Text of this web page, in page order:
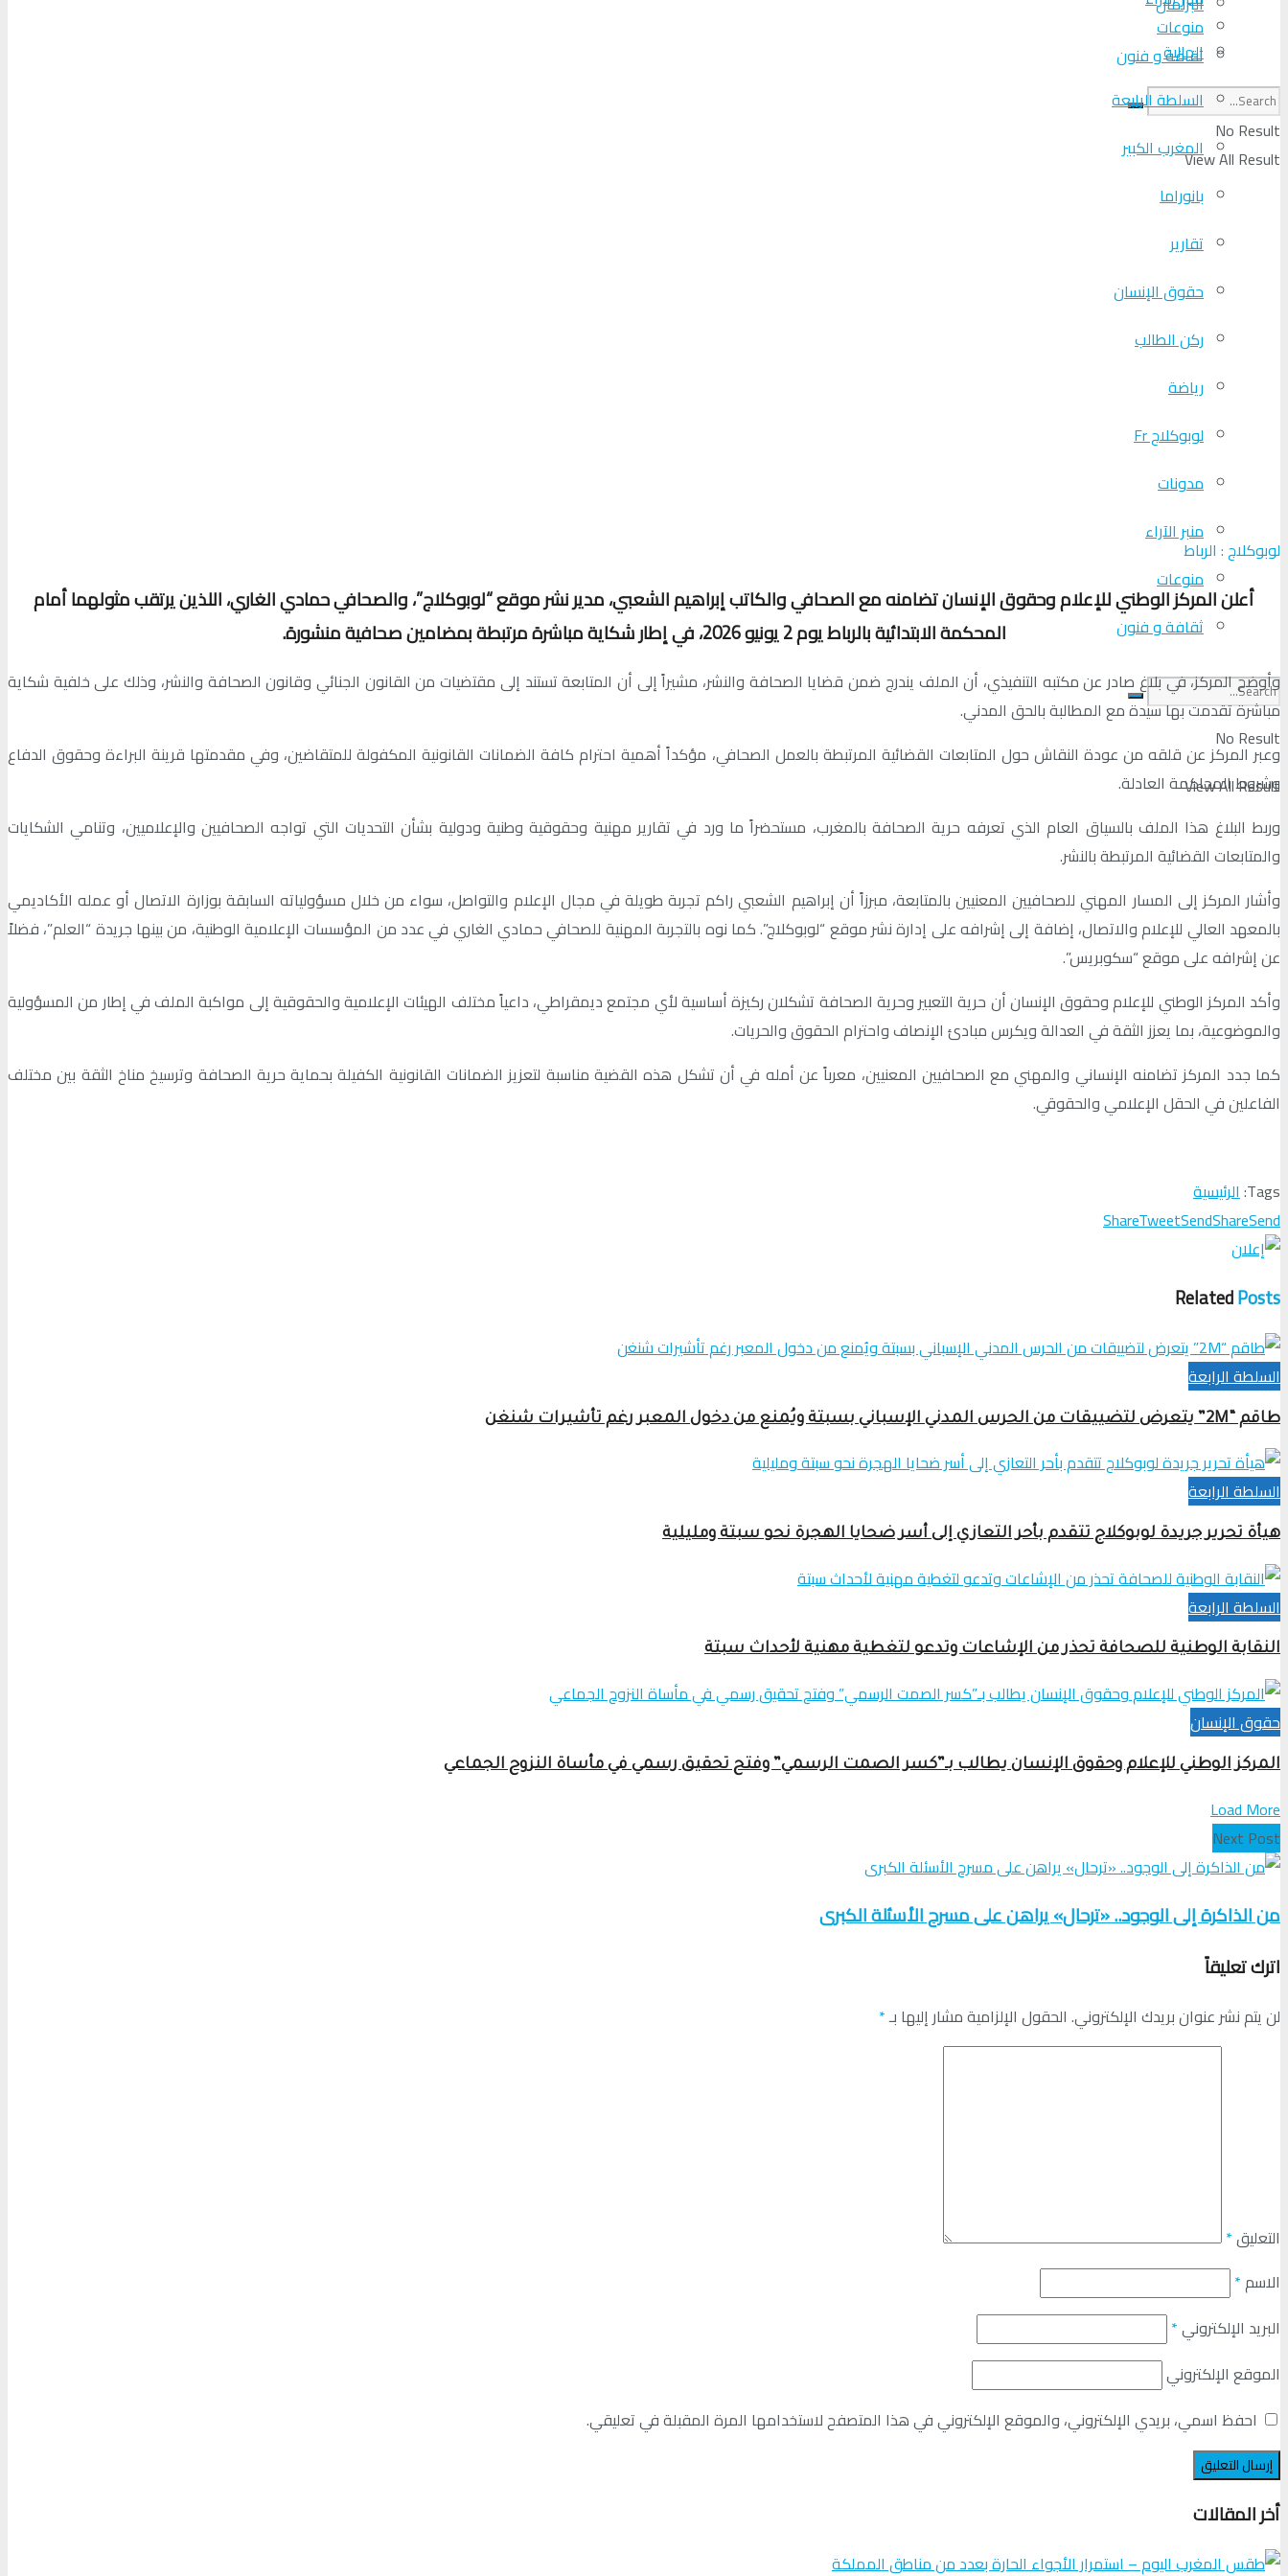
منوعات
ثقافة و فنون
No Result
View All Result
الجالية
السلطة الرابعة
المغرب الكبير
بانوراما
تقارير
حقوق الإنسان
ركن الطالب
رياضة
لوبوكلاج Fr
مدونات
منبر الآراء
منوعات
ثقافة و فنون
No Result
View All Result
لوبوكلاج : الرباط
أعلن المركز الوطني للإعلام وحقوق الإنسان تضامنه مع الصحافي والكاتب إبراهيم الشعبي، مدير نشر موقع “لوبوكلاج”، والصحافي حمادي الغاري، اللذين يرتقب مثولهما أمام
المحكمة الابتدائية بالرباط يوم 2 يونيو 2026، في إطار شكاية مباشرة مرتبطة بمضامين صحافية منشورة.
وأوضح المركز، في بلاغ صادر عن مكتبه التنفيذي، أن الملف يندرج ضمن قضايا الصحافة والنشر، مشيراً إلى أن المتابعة تستند إلى مقتضيات من القانون الجنائي وقانون الصحافة والنشر، وذلك على خلفية شكاية
مباشرة تقدمت بها سيدة مع المطالبة بالحق المدني.
وعبر المركز عن قلقه من عودة النقاش حول المتابعات القضائية المرتبطة بالعمل الصحافي، مؤكداً أهمية احترام كافة الضمانات القانونية المكفولة للمتقاضين، وفي مقدمتها قرينة البراءة وحقوق الدفاع
وشروط المحاكمة العادلة.
وربط البلاغ هذا الملف بالسياق العام الذي تعرفه حرية الصحافة بالمغرب، مستحضراً ما ورد في تقارير مهنية وحقوقية وطنية ودولية بشأن التحديات التي تواجه الصحافيين والإعلاميين، وتنامي الشكايات
والمتابعات القضائية المرتبطة بالنشر.
وأشار المركز إلى المسار المهني للصحافيين المعنيين بالمتابعة، مبرزاً أن إبراهيم الشعبي راكم تجربة طويلة في مجال الإعلام والتواصل، سواء من خلال مسؤولياته السابقة بوزارة الاتصال أو عمله الأكاديمي
بالمعهد العالي للإعلام والاتصال، إضافة إلى إشرافه على إدارة نشر موقع “لوبوكلاج”. كما نوه بالتجربة المهنية للصحافي حمادي الغاري في عدد من المؤسسات الإعلامية الوطنية، من بينها جريدة “العلم”، فضلاً
عن إشرافه على موقع “سكوبريس”.
وأكد المركز الوطني للإعلام وحقوق الإنسان أن حرية التعبير وحرية الصحافة تشكلان ركيزة أساسية لأي مجتمع ديمقراطي، داعياً مختلف الهيئات الإعلامية والحقوقية إلى مواكبة الملف في إطار من المسؤولية
والموضوعية، بما يعزز الثقة في العدالة ويكرس مبادئ الإنصاف واحترام الحقوق والحريات.
كما جدد المركز تضامنه الإنساني والمهني مع الصحافيين المعنيين، معرباً عن أمله في أن تشكل هذه القضية مناسبة لتعزيز الضمانات القانونية الكفيلة بحماية حرية الصحافة وترسيخ مناخ الثقة بين مختلف
الفاعلين في الحقل الإعلامي والحقوقي.
Tags: الرئيسية
ShareTweetSendShareSend
RelatedPosts
السلطة الرابعة
طاقم “2M” يتعرض لتضييقات من الحرس المدني الإسباني بسبتة ويُمنع من دخول المعبر رغم تأشيرات شنغن
السلطة الرابعة
هيأة تحرير جريدة لوبوكلاج تتقدم بأحر التعازي إلى أسر ضحايا الهجرة نحو سبتة ومليلية
السلطة الرابعة
النقابة الوطنية للصحافة تحذر من الإشاعات وتدعو لتغطية مهنية لأحداث سبتة
حقوق الإنسان
المركز الوطني للإعلام وحقوق الإنسان يطالب بـ”كسر الصمت الرسمي” وفتح تحقيق رسمي في مأساة النزوح الجماعي
Load More
Next Post
من الذاكرة إلى الوجود.. «ترحال» يراهن على مسرح الأسئلة الكبرى
اترك تعليقاً
لن يتم نشر عنوان بريدك الإلكتروني. الحقول الإلزامية مشار إليها بـ*
التعليق*
الاسم*
البريد الإلكتروني*
الموقع الإلكتروني
احفظ اسمي، بريدي الإلكتروني، والموقع الإلكتروني في هذا المتصفح لاستخدامها المرة المقبلة في تعليقي.
أخر المقالات